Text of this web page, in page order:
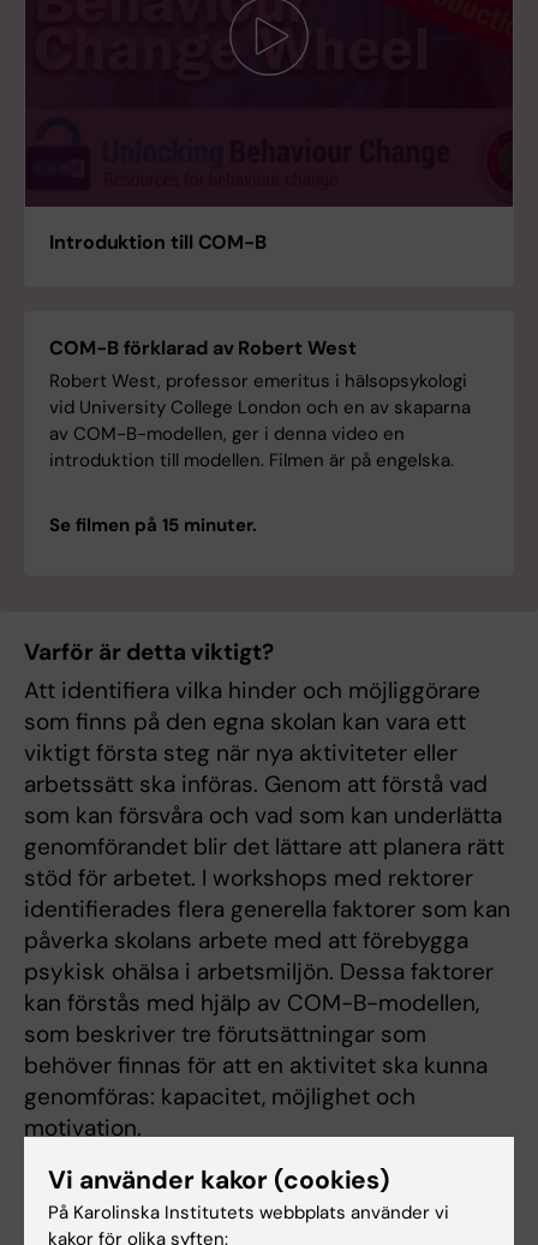
Introduktion till COM-B
COM-B förklarad av Robert West
Robert West, professor emeritus i hälsopsykologi
vid University College London och en av skaparna
av COM-B-modellen, ger i denna video en
introduktion till modellen. Filmen är på engelska.
Se filmen på 15 minuter.
Varför är detta viktigt?
Att identifiera vilka hinder och möjliggörare
som finns på den egna skolan kan vara ett
viktigt första steg när nya aktiviteter eller
arbetssätt ska införas. Genom att förstå vad
som kan försvåra och vad som kan underlätta
genomförandet blir det lättare att planera rätt
stöd för arbetet. I workshops med rektorer
identifierades flera generella faktorer som kan
påverka skolans arbete med att förebygga
psykisk ohälsa i arbetsmiljön. Dessa faktorer
kan förstås med hjälp av COM-B-modellen,
som beskriver tre förutsättningar som
behöver finnas för att en aktivitet ska kunna
genomföras: kapacitet, möjlighet och
motivation.
Kort om hinder relaterat till COM-B inom
skolan
Vi använder kakor (cookies)
På Karolinska Institutets webbplats använder vi
kakor för olika syften: